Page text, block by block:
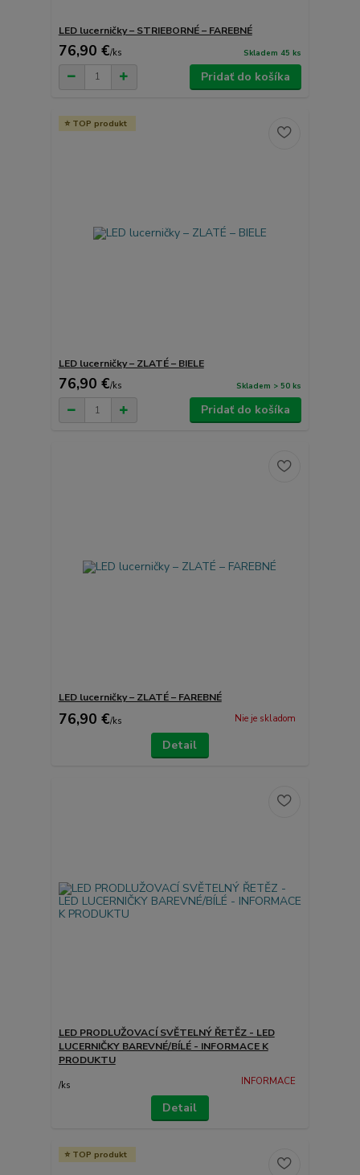
LED lucerničky – STRIEBORNÉ – FAREBNÉ
76,90 €/ks Skladem 45 ks
Pridať do košíka
TOP produkt
LED lucerničky – ZLATÉ – BIELE
76,90 €/ks Skladem > 50 ks
Pridať do košíka
LED lucerničky – ZLATÉ – FAREBNÉ
76,90 €/ks Nie je skladom
Detail
LED PRODLUŽOVACÍ SVĚTELNÝ ŘETĚZ - LED
LUCERNIČKY BAREVNÉ/BÍLÉ - INFORMACE K
PRODUKTU
/ks INFORMACE
Detail
TOP produkt